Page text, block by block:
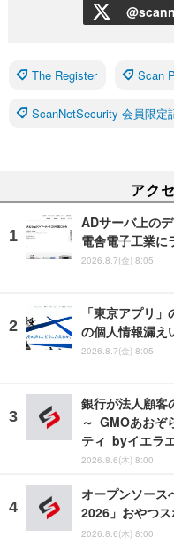
The Register Scan
ScanNetSecurity 会員限定
アク
ADサーバ上の
電舎電子工業に
2026.8.7(金) 8:05
「東京アプリ
の個人情報漏え
2026.8.7(金) 8:05
銀行が法人顧客
～ GMOあおぞ
ティ byイエラ
2026.8.6(木) 8:00
オープンソース
2026」おやつ
2026.8.6(木) 8:00